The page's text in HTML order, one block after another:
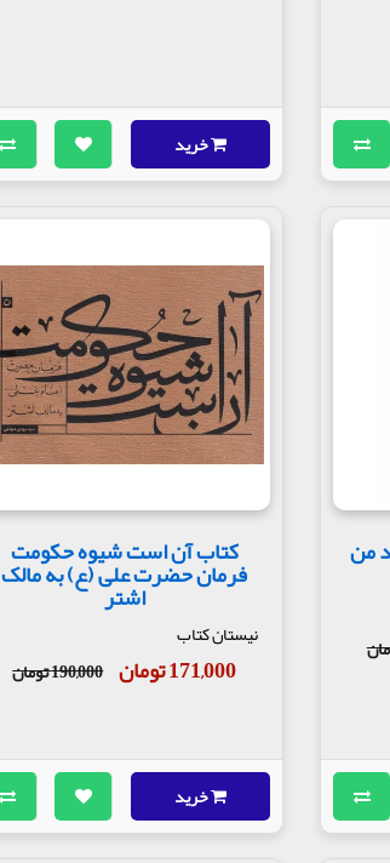
خرید
من کتاب آن است شیوه حکومت
فرمان حضرت علی (ع) به مالک
اشتر
نیستان کتاب
171,000 تومان 190,000 تومان
خرید